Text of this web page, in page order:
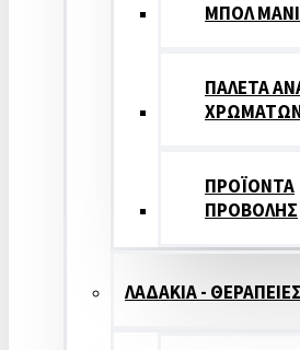
ΜΠΟΛ
ΠΑΛΕΤΑ
ΠΡΟΪΟΝΤΑ
ΠΡΟΒΟΛΗΣ
ΛΑΔΑΚΙΑ - ΘΕΡΑΠΕΙΕΣ